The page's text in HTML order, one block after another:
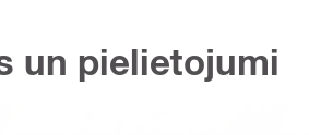
un pielietojumi